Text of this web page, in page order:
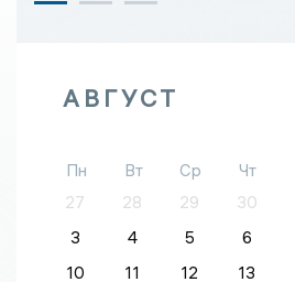
АВГУСТ
Пн Вт Ср Чт
27
28 29 30
3
4 5 6
10
11 12 13